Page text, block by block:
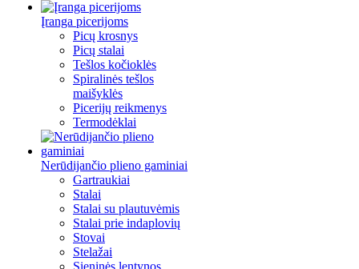
Įranga picerijoms
Picų krosnys
Picų stalai
Tešlos kočioklės
Spiralinės tešlos
maišyklės
Picerijų reikmenys
Termodėklai
Nerūdijančio plieno gaminiai
Gartraukiai
Stalai
Stalai su plautuvėmis
Stalai prie indaplovių
Stovai
Stelažai
Sieninės lentynos